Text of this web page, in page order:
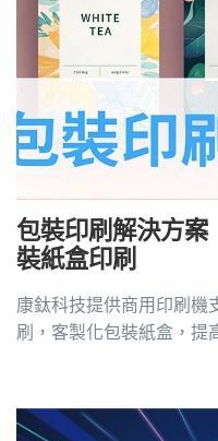
包裝印刷解決方案
裝紙盒印刷
康鈦科技提供商用印刷機
刷，客製化包裝紙盒，提